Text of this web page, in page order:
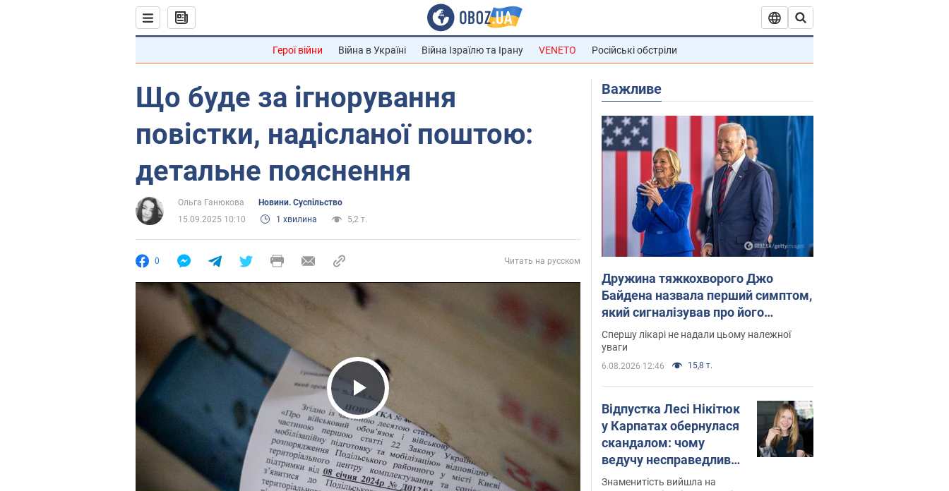
Герої війни Війна в Україні Війна Ізраїлю та Ірану VENETO Російські обстріли
Що буде за ігнорування
повістки, надісланої поштою:
детальне пояснення
Ольга Ганюкова
Новини. Суспільство
15.09.2025 10:10
1 хвилина 5,2 т.
0 Читать на русском
Play Video
Важливе
Дружина тяжкохворого Джо
Байдена назвала перший симптом,
який сигналізував про його
"агресивний" рак
Спершу лікарі не надали цьому належної
уваги
6.08.2026 12:46 15,8 т.
Відпустка Лесі Нікітюк
у Карпатах обернулася
скандалом: чому
ведучу несправедливо
захейтили
Знаменитість вийшла на